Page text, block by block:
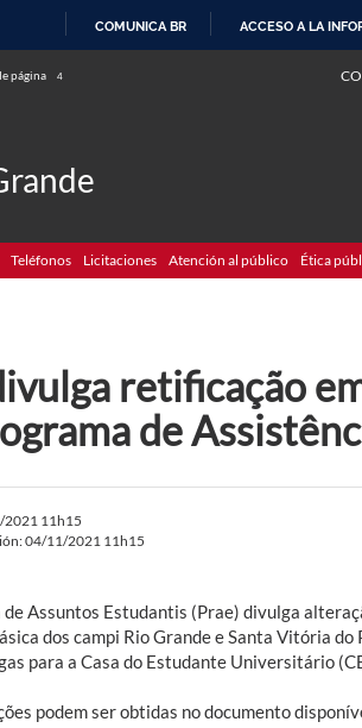
COMUNICA BR ACCESO A LA
página 4
Teléfonos Licitaciones Atención al público Ética
retificação
de
2021 11h15
04/11/2021 11h15
Assuntos Estudantis (Prae) divulga
dos campi Rio Grande e Santa Vitória
para a Casa do Estudante Universitário
podem ser obtidas no documento